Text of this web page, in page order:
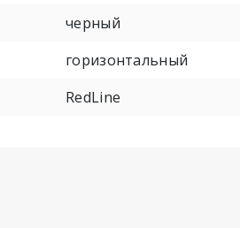
черный
горизонтальный
RedLine